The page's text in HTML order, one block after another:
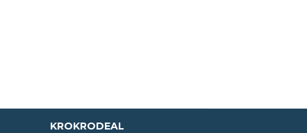
KROKRODEAL